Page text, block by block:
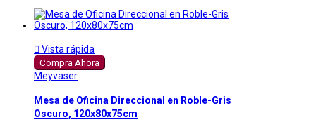
 Vista rápida
Compra Ahora
Meyvaser
Mesa de Oficina Direccional en Roble-Gris
Oscuro, 120x80x75cm